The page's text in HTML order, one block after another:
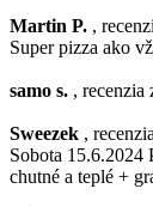
Martin P. ,
Super pizza ako
samo s. , recenzia
Sweezek ,
Sobota
chutné a teplé +